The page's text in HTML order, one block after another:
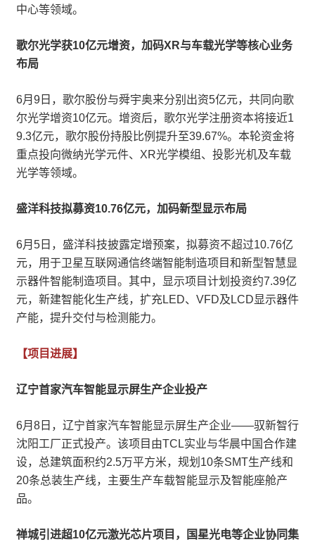
中心等领域。
歌尔光学获10亿元增资，加码XR与车载光学等核心业务
布局
6月9日，歌尔股份与舜宇奥来分别出资5亿元，共同向歌
尔光学增资10亿元。增资后，歌尔光学注册资本将接近1
9.3亿元，歌尔股份持股比例提升至39.67%。本轮资金将
重点投向微纳光学元件、XR光学模组、投影光机及车载
光学等领域。
盛洋科技拟募资10.76亿元，加码新型显示布局
6月5日，盛洋科技披露定增预案，拟募资不超过10.76亿
元，用于卫星互联网通信终端智能制造项目和新型智慧显
示器件智能制造项目。其中，显示项目计划投资约7.39亿
元，新建智能化生产线，扩充LED、VFD及LCD显示器件
产能，提升交付与检测能力。
【项目进展】
辽宁首家汽车智能显示屏生产企业投产
6月8日，辽宁首家汽车智能显示屏生产企业——驭新智行
沈阳工厂正式投产。该项目由TCL实业与华晨中国合作建
设，总建筑面积约2.5万平方米，规划10条SMT生产线和
20条总装生产线，主要生产车载智能显示及智能座舱产
品。
禅城引进超10亿元激光芯片项目，国星光电等企业协同集